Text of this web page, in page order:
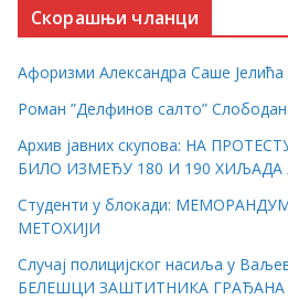
Скорашњи чланци
Афоризми Александра Саше Јелића
Роман ”Делфинов салто”
Архив јавних скупова: НА
БИЛО ИЗМЕЂУ 180 И 190
Студенти у блокади:
МЕТОХИЈИ
Случај полицијског насиља у
БЕЛЕШЦИ ЗАШТИТНИКА ГРАЂАНА